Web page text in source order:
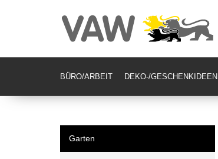
BÜRO/ARBEIT DEKO-/GESCHENKIDEEN
Garten